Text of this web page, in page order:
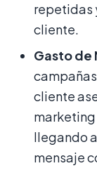
repetidas
cliente.
Gasto de
cliente
llegando
mensaje